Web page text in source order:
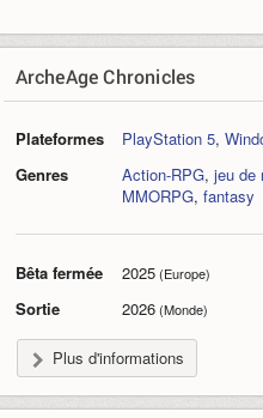
ArcheAge Chronicles
Plateformes PlayStation 5,
Genres
Action-RPG, jeu de
MMORPG, fantasy
Bêta fermée 2025(Europe)
Sortie 2026(Monde)
Plus d'informations